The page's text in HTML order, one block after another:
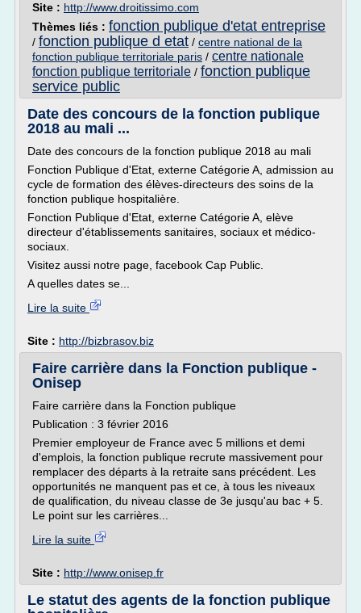
Site : http://www.droitissimo.com
Thèmes liés : fonction publique d'etat entreprise
/ fonction publique d etat / centre national de la
fonction publique territoriale paris / centre nationale
fonction publique territoriale / fonction publique
service public
Date des concours de la fonction publique
2018 au mali ...
Date des concours de la fonction publique 2018 au mali
Fonction Publique d'Etat, externe Catégorie A, admission au
cycle de formation des élèves-directeurs des soins de la
fonction publique hospitalière.
Fonction Publique d'Etat, externe Catégorie A, elève
directeur d'établissements sanitaires, sociaux et médico-
sociaux.
Visitez aussi notre page, facebook Cap Public.
A quelles dates se...
Lire la suite
Site : http://bizbrasov.biz
Faire carrière dans la Fonction publique -
Onisep
Faire carrière dans la Fonction publique
Publication : 3 février 2016
Premier employeur de France avec 5 millions et demi
d'emplois, la fonction publique recrute massivement pour
remplacer des départs à la retraite sans précédent. Les
opportunités ne manquent pas et ce, à tous les niveaux
de qualification, du niveau classe de 3e jusqu'au bac + 5.
Le point sur les carrières...
Lire la suite
Site : http://www.onisep.fr
Le statut des agents de la fonction publique